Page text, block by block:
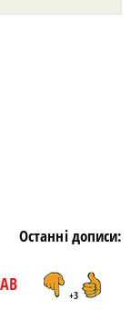
Останні дописи:
+3